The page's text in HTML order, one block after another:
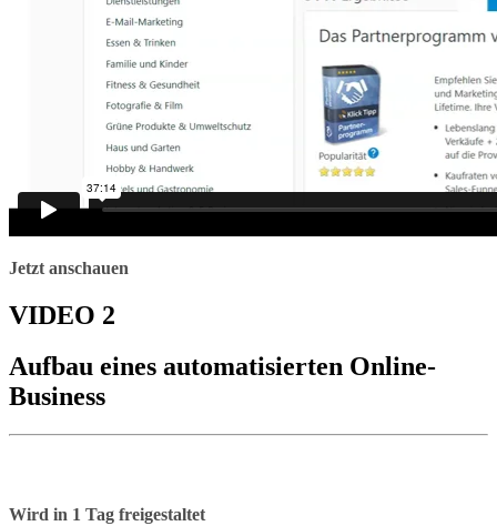
Jetzt anschauen
VIDEO 2
Aufbau eines automatisierten Online-
Business
Wird in 1 Tag freigestaltet